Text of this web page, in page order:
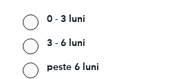
0 - 3 luni
3 - 6 luni
peste 6 luni